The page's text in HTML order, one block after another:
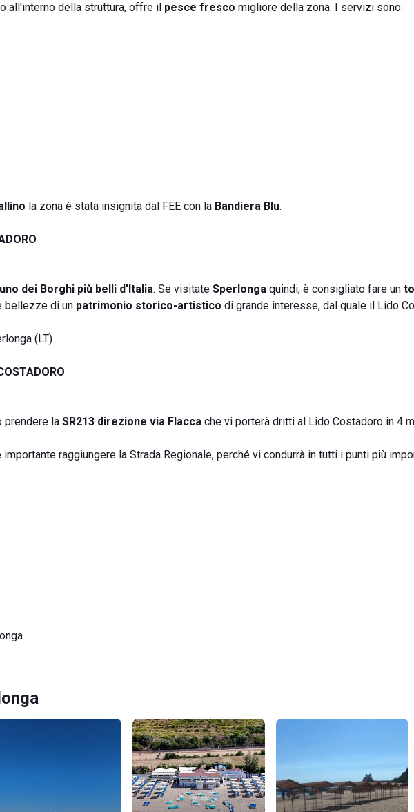
all'interno della struttura, offre il pesce fresco migliore della zona. I servizi sono:
la zona è stata insignita dal FEE con la Bandiera Blu.
uno dei Borghi più belli d'Italia. Se visitate Sperlonga quindi, è consigliato fare un
bellezze di un patrimonio storico-artistico di grande interesse, dal quale il Lido
(LT)
prendere la SR213 direzione via Flacca che vi porterà dritti al Lido Costadoro in 4
importante raggiungere la Strada Regionale, perché vi condurrà in tutti i punti più